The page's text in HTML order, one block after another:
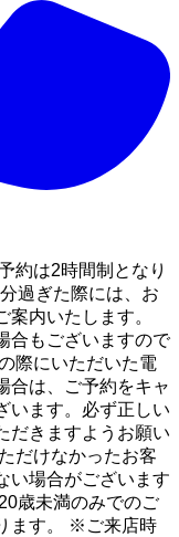
約は2時間制となり
過ぎた際には、お
内いたします。
合もございますので
際にいただいた電
合は、ご予約をキャ
います。必ず正しい
だきますようお願い
だけなかったお客
い場合がございます
歳未満のみでのご
ます。 ※ご来店時